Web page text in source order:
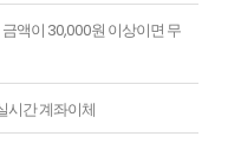
액이 30,000원 이상이면 무
시간 계좌이체